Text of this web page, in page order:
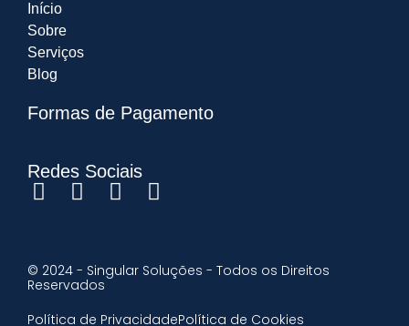
Início
Sobre
Serviços
Blog
Formas de Pagamento
Redes Sociais
© 2024 - Singular Soluções - Todos os Direitos
Reservados
Política de PrivacidadePolítica de Cookies